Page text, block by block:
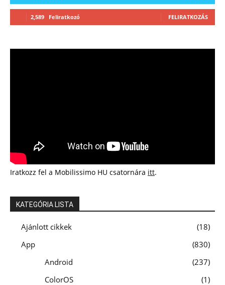
2,589 Feliratkozó FELIRATKOZÁS
Iratkozz fel a Mobilissimo HU csatornára itt.
KATEGÓRIA LISTA
Ajánlott cikkek
18
App
830
Android
237
ColorOS
1